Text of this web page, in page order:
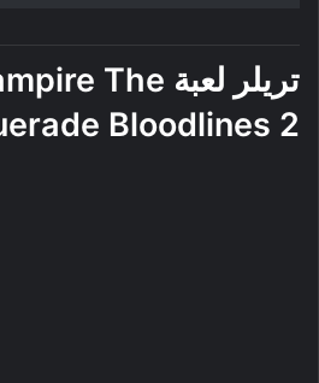
تريلر لعبة The
Bloodlines 2